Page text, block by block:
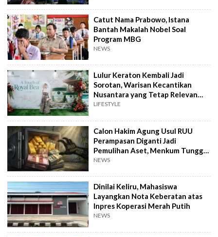
Catut Nama Prabowo, Istana
Bantah Makalah Nobel Soal
Program MBG
NEWS
Lulur Keraton Kembali Jadi
Sorotan, Warisan Kecantikan
Nusantara yang Tetap Relevan
hingga Kini
LIFESTYLE
Calon Hakim Agung Usul RUU
Perampasan Diganti Jadi
Pemulihan Aset, Menkum Tunggu
Langkah DPR
NEWS
Dinilai Keliru, Mahasiswa
Layangkan Nota Keberatan atas
Inpres Koperasi Merah Putih
NEWS